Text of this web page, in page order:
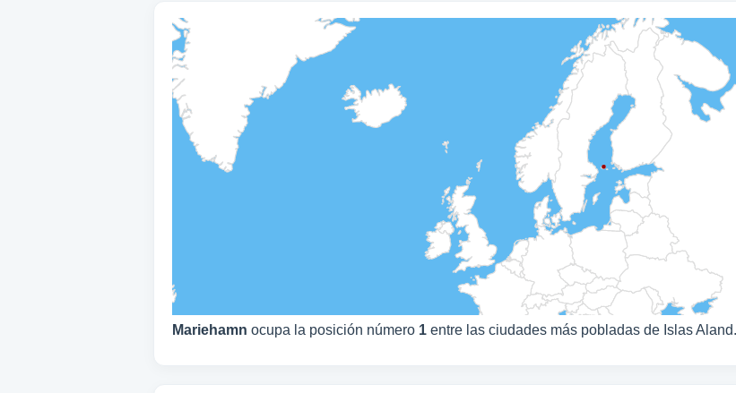
Mariehamn ocupa la posición número 1 entre las ciudades más pobladas de Islas Aland.